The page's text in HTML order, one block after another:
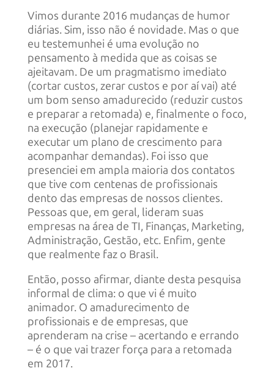
Vimos durante 2016 mudanças de humor
diárias. Sim, isso não é novidade. Mas o que
eu testemunhei é uma evolução no
pensamento à medida que as coisas se
ajeitavam. De um pragmatismo imediato
(cortar custos, zerar custos e por aí vai) até
um bom senso amadurecido (reduzir custos
e preparar a retomada) e, finalmente o foco,
na execução (planejar rapidamente e
executar um plano de crescimento para
acompanhar demandas). Foi isso que
presenciei em ampla maioria dos contatos
que tive com centenas de profissionais
dento das empresas de nossos clientes.
Pessoas que, em geral, lideram suas
empresas na área de TI, Finanças, Marketing,
Administração, Gestão, etc. Enfim, gente
que realmente faz o Brasil.
Então, posso afirmar, diante desta pesquisa
informal de clima: o que vi é muito
animador. O amadurecimento de
profissionais e de empresas, que
aprenderam na crise – acertando e errando
– é o que vai trazer força para a retomada
em 2017.